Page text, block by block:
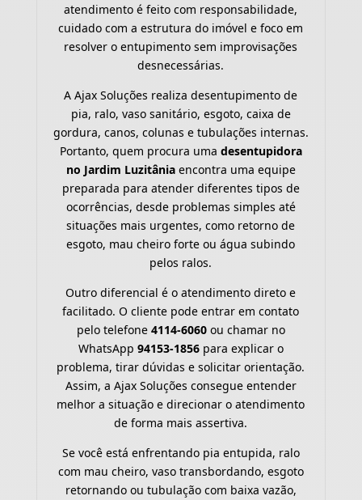
atendimento é feito com responsabilidade,
cuidado com a estrutura do imóvel e foco em
resolver o entupimento sem improvisações
desnecessárias.
A Ajax Soluções realiza desentupimento de
pia, ralo, vaso sanitário, esgoto, caixa de
gordura, canos, colunas e tubulações internas.
Portanto, quem procura uma desentupidora
no Jardim Luzitâniaencontra uma equipe
preparada para atender diferentes tipos de
ocorrências, desde problemas simples até
situações mais urgentes, como retorno de
esgoto, mau cheiro forte ou água subindo
pelos ralos.
Outro diferencial é o atendimento direto e
facilitado. O cliente pode entrar em contato
pelo telefone 4114-6060ou chamar no
WhatsApp 94153-1856para explicar o
problema, tirar dúvidas e solicitar orientação.
Assim, a Ajax Soluções consegue entender
melhor a situação e direcionar o atendimento
de forma mais assertiva.
Se você está enfrentando pia entupida, ralo
com mau cheiro, vaso transbordando, esgoto
retornando ou tubulação com baixa vazão,